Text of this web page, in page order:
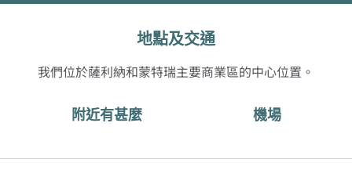
地點及交通
我們位於薩利納和蒙特瑞主要商業區的中心位置。
附近有甚麼 機場